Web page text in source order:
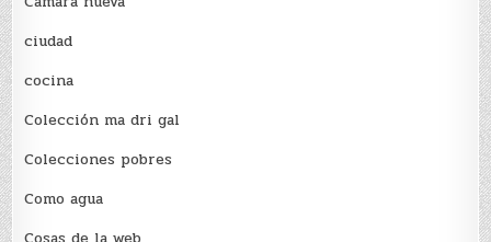
ciudad
cocina
Colección ma dri gal
Colecciones pobres
Como agua